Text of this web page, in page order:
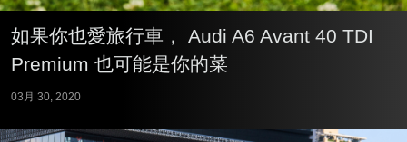
如果你也愛旅行車， Audi A6 Avant 40 TDI
Premium 也可能是你的菜
03月 30, 2020